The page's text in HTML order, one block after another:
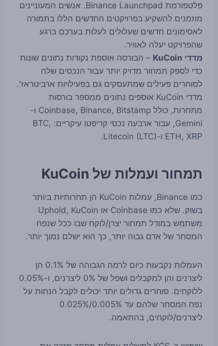
פלטפורמת Binance Launchpad. אנשים המעוניינים
מוזמנים להשקיע בפרויקטים החדשים הללו בתמורה
לאסימונים חדשים שעלולים לעלות בערכם ברגע
שהפרויקט יעלה לאוויר.
מדדי KuCoin
– הבורסה אוספת נקודות נתונים שונות
כדי לספק תמחור מדויק יותר עבור הנכסים שלה
לסוחרים פעילים שמתעסקים גם בפעילויות ארביטראז'.
מדדי KuCoin אוספים נתונים ממספר בורסות
מתחרות, כולל Coinbase, Binance, Bitstamp ו-
Gemini, עבור ארבעה נכסי קריפטו עיקריים: BTC,
ETH, XRP ו-Litecoin (LTC).
תמחור ועמלות של KuCoin
כמו Binance, עמלות KuCoin הן תחרותיות ביותר
בשוק. שלא כמו Coinbase או Uphold, KuCoin
משתמש במודל תמחור יצרן/לוקח שבו ככל שנפח
המסחר של אדם גבוה יותר, כך הוא ישלם נמוך יותר.
העמלות נקבעות כיום לרמה הגבוהה של 0.1% הן
ליצרנים והן למקבלים ושפל של 0% ליצרנים, ו-0.05%
ללוקחים. סוחרים גדולים יותר יכולים לקבל הנחות על
נפח המסחר שלהם עד 0.005%/0.025%
ליצרנים/לוקחים, בהתאמה.